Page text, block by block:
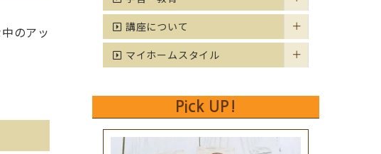
のアッ
講座について
マイホームスタイル
Pick UP!